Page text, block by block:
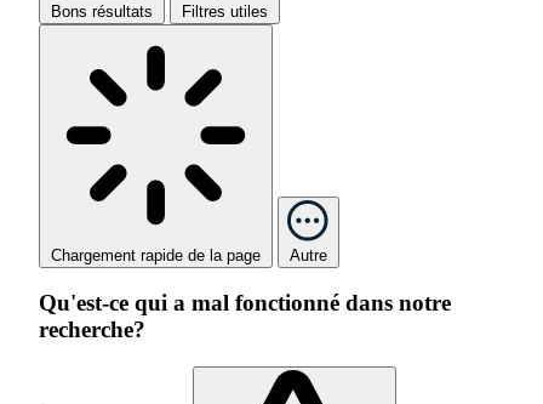
Bons résultats Filtres utiles
Chargement rapide de la page Autre
Qu'est-ce qui a mal fonctionné dans notre
recherche?